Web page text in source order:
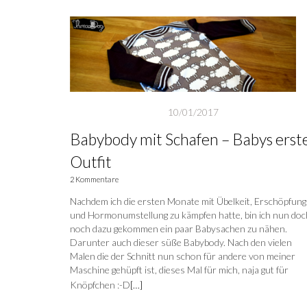
10/01/2017
Babybody mit Schafen – Babys
Outfit
2 Kommentare
Nachdem ich die ersten Monate mit Übelkeit, Erschöpfung
und Hormonumstellung zu kämpfen hatte, bin ich nun
noch dazu gekommen ein paar Babysachen zu nähen.
Darunter auch dieser süße Babybody. Nach den vielen
Malen die der Schnitt nun schon für andere von meiner
Maschine gehüpft ist, dieses Mal für mich, naja gut für
Knöpfchen :-D[…]